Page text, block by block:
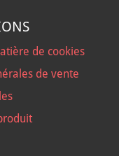
de cookies
de vente